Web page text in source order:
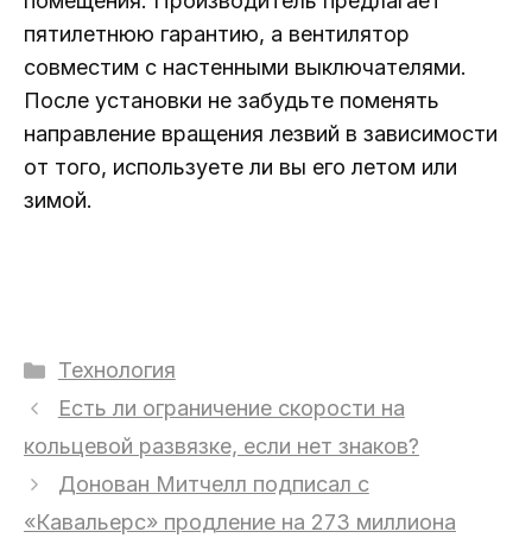
пятилетнюю гарантию, а вентилятор
совместим с настенными выключателями.
После установки не забудьте поменять
направление вращения лезвий в зависимости
от того, используете ли вы его летом или
зимой.
Рубрики
Технология
Есть ли ограничение скорости на
кольцевой развязке, если нет знаков?
Донован Митчелл подписал с
«Кавальерс» продление на 273 миллиона